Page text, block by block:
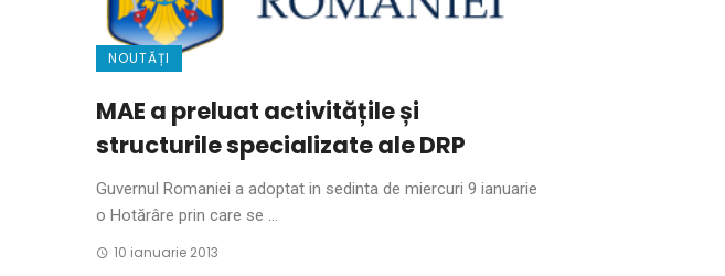
NOUTĂȚI
MAE a preluat activitățile și
structurile specializate ale DRP
Guvernul Romaniei a adoptat in sedinta de miercuri 9 ianuarie
o Hotărâre prin care se ...
10 ianuarie 2013